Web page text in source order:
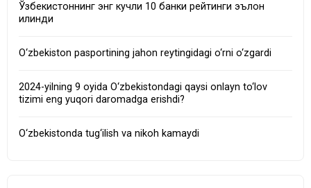
Ўзбекистоннинг энг кучли 10 банки рейтинги эълон
қилинди
O‘zbekiston pasportining jahon reytingidagi o‘rni o‘zgardi
2024-yilning 9 oyida O‘zbekistondagi qaysi onlayn to‘lov
tizimi eng yuqori daromadga erishdi?
O‘zbekistonda tug‘ilish va nikoh kamaydi